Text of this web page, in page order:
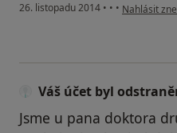
26. listopadu 2014 • • • podle
Nahlásit
Váš účet byl
Jsme u pana doktora